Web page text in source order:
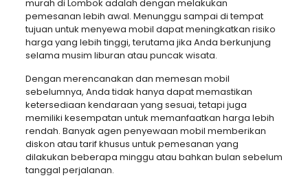
murah di Lombok adalah dengan melakukan
pemesanan lebih awal. Menunggu sampai di tempat
tujuan untuk menyewa mobil dapat meningkatkan risiko
harga yang lebih tinggi, terutama jika Anda berkunjung
selama musim liburan atau puncak wisata.
Dengan merencanakan dan memesan mobil
sebelumnya, Anda tidak hanya dapat memastikan
ketersediaan kendaraan yang sesuai, tetapi juga
memiliki kesempatan untuk memanfaatkan harga lebih
rendah. Banyak agen penyewaan mobil memberikan
diskon atau tarif khusus untuk pemesanan yang
dilakukan beberapa minggu atau bahkan bulan sebelum
tanggal perjalanan.